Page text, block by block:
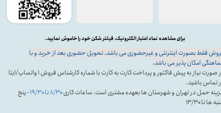
فقط بصورت اینترنتی و غیرحضوری می باشد. تحویل حضوری بعد از خرید و با
امکان پذیر می باشد.
در صورت نیاز به پیش فاکتور و پرداخت کارت به کارت با شماره کارشناس فروش ۱ واتساپ/ایتا
تماس باشید.
حمل در تهران و شهرستان ها بعهده مشتری است. ساعات کاری۸/۳۰ تا ۱۹/۳۰
- پنج
ها تا ۱۳/۳۰
برای مشاهده نماد اعتبار الکترونیک، فیلتر شکن خود را خاموش نمایید.